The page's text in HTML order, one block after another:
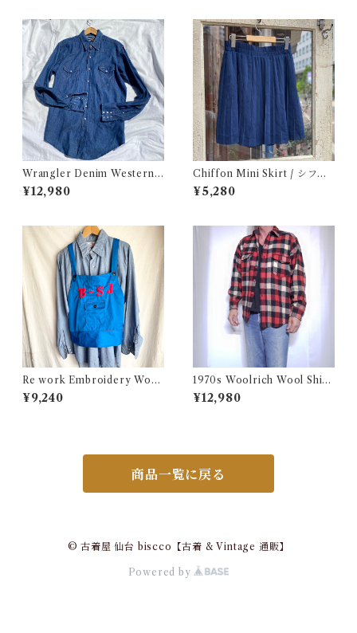
着
Wrangler Denim Western S
hirt 16 1/2 Made in USA / ラ
ングラー デニム ウエスタン シ
¥12,980
Chiffon Mini Skirt / シフォ
ン ミニ プリーツ スカート 古
着
¥5,280
Re work Embroidery Work
Apron Vest / リワーク 刺繍
入り ワーク エプロン ベスト
¥9,240
1970s Woolrich Wool Shirt
CPO / 70年代 白タグ ウール
リッチ 三色 ブロック チェック
¥12,980
商品一覧に戻る
© 古着屋 仙台 biscco【古着 & Vintage 通販】
Powered by